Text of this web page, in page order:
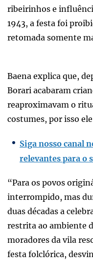
ribeirinhos e
1943, a festa foi
retomada somente
Baena explica que,
Borari acabaram
reaproximavam o
costumes, por isso
Siga nosso canal
relevantes para o
“Para os povos
interrompido, mas
duas décadas a
restrita ao ambiente
moradores da vila
festa folclórica,